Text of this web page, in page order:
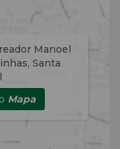
Manoel
, Santa
Mapa